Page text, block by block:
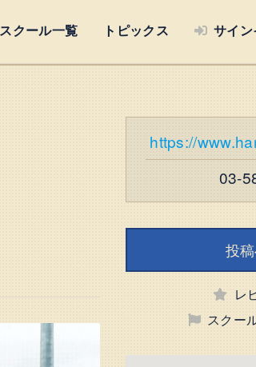
スクール一覧 トピックス サイ
https://
03-
投
レ
スクー